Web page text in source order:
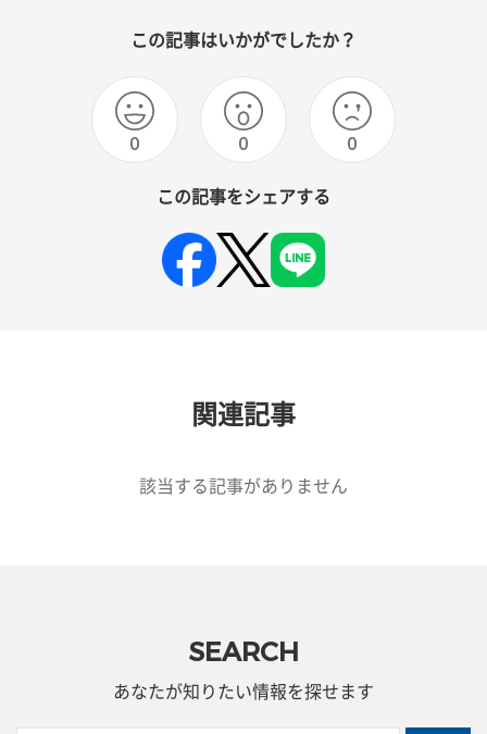
この記事はいかがでしたか？
0 0 0
この記事をシェアする
関連記事
該当する記事がありません
SEARCH
あなたが知りたい情報を探せます